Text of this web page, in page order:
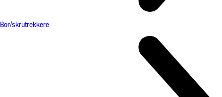
Bor/skrutrekkere